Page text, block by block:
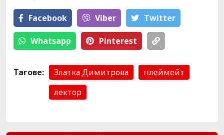
Facebook Viber Тwitter
Whatsapp Pinterest
Тагове: Златка Димитрова
плеймейт
лектор